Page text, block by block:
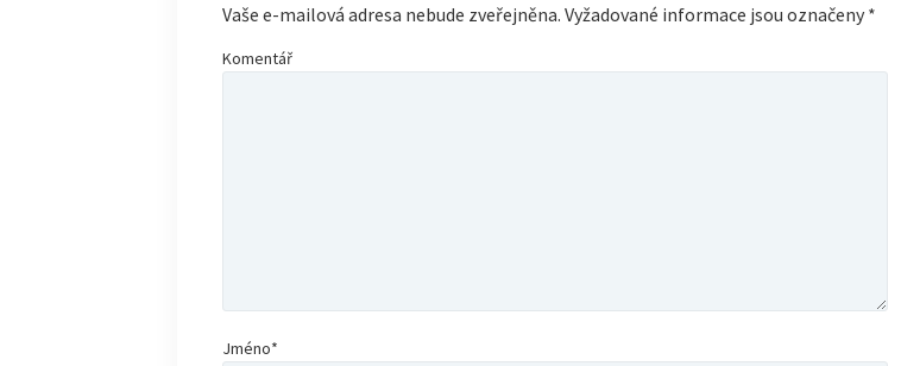
Vaše e-mailová adresa nebude zveřejněna. Vyžadované informace jsou označeny *
Komentář
Jméno*